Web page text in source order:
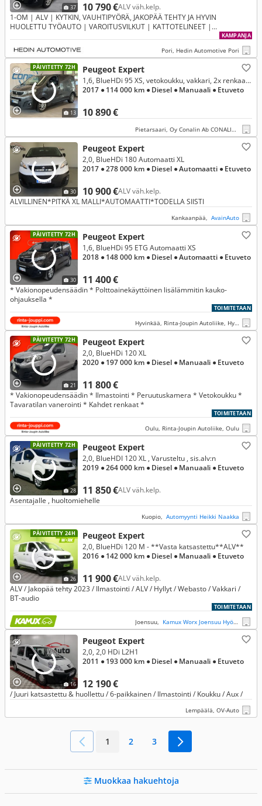
37 10 790 €ALV väh.kelp.
1-OM | ALV | KYTKIN, VAUHTIPYÖRÄ, JAKOPÄÄ TEHTY JA HYVIN
HUOLETTU TYÖAUTO | VAROITUSVILKUT | KATTOTELINEET |
KAMPANJA
Pori, Hedin Automotive Pori
PÄIVITETTY 72H
13
Peugeot Expert
10 890 €
1,6, BlueHDi 95 XS, vetokoukku, vakkari, 2x renkaat, ilmastointi, usb, lisävalo, BT/USB/AUX, hyvin pidetty!
2017 ● 114 000 km ● Diesel ● Manuaali ● Etuveto
Pietarsaari, Oy Conalin Ab CONALIN CARS
30
Peugeot Expert
10 900 €ALV väh.kelp.
2,0, BlueHDi 180 Automaatti XL
2017 ● 278 000 km ● Diesel ● Automaatti ● Etuveto
ALVILLINEN*PITKÄ XL MALLI*AUTOMAATTI*TODELLA SIISTI
Kankaanpää, AvainAuto
PÄIVITETTY 72H
30
Peugeot Expert
11 400 €
1,6, BlueHDi 95 ETG Automaatti XS
2018 ● 148 000 km ● Diesel ● Automaatti ● Etuveto
* Vakionopeudensäädin * Polttoainekäyttöinen lisälämmitin kauko-
ohjauksella *
TOIMITETAAN
Hyvinkää, Rinta-Joupin Autoliike, Hyvinkää
PÄIVITETTY 72H
21
Peugeot Expert
11 800 €
2,0, BlueHDi 120 XL
2020 ● 197 000 km ● Diesel ● Manuaali ● Etuveto
* Vakionopeudensäädin * Ilmastointi * Peruutuskamera * Vetokoukku *
Tavaratilan vanerointi * Kahdet renkaat *
TOIMITETAAN
Oulu, Rinta-Joupin Autoliike, Oulu
PÄIVITETTY 72H
28
Peugeot Expert
11 850 €ALV väh.kelp.
2,0, BlueHDI 120 XL , Varusteltu , sis.alv:n
2019 ● 264 000 km ● Diesel ● Manuaali ● Etuveto
Asentajalle , huoltomiehelle
Kuopio, Automyynti Heikki Naakka
PÄIVITETTY 24H
26
Peugeot Expert
11 900 €ALV väh.kelp.
2,0, BlueHDi 120 M - **Vasta katsastettu**ALV**
2016 ● 142 000 km ● Diesel ● Manuaali ● Etuveto
ALV / Jakopää tehty 2023 / Ilmastointi / ALV / Hyllyt / Webasto / Vakkari /
BT-audio
TOIMITETAAN
Joensuu, Kamux Worx Joensuu Hyötyautot
16
Peugeot Expert
12 190 €
2,0, 2,0 HDi L2H1
2011 ● 193 000 km ● Diesel ● Manuaali ● Etuveto
/ Juuri katsastettu & huollettu / 6-paikkainen / Ilmastointi / Koukku / Aux /
Lempäälä, OV-Auto
1 2 3
Muokkaa hakuehtoja